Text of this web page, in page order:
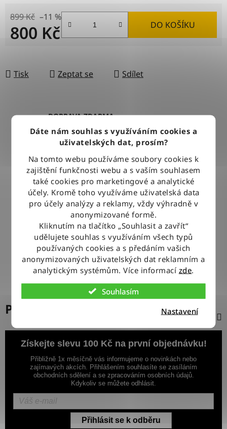
Dáte nám souhlas s využíváním cookies a
uživatelských dat, prosím?
Na tomto webu používáme soubory cookies k
zajištění funkčnosti webu a s vaším souhlasem
také cookies pro marketingové a analytické
účely. Kromě toho využíváme uživatelská data
pro účely analýzy a reklamy, vždy výhradně v
anonymizované formě.
Kliknutím na tlačítko „Souhlasit a zavřít“
udělujete souhlas s využíváním všech typů
používaných cookies a s předáním vašich
anonymizovaných uživatelských dat reklamním a
analytickým systémům. Více informací zde.
Souhlasím
Nastavení
899 Kč –11 %
800 Kč DO KOŠÍKU
Tisk Zeptat se Sdílet
DOPRAVA ZDARMA
Při nákupu nad 2500 Kč doručujeme zdarma po celé ČR
BLESKOVÉ DORUČENÍ
Objednávky odesíláme každý pracovní den do 12:00
100% ZBOŽÍ SKLADEM
Veškeré vystavené zboží leží na našem skladě
VÝMĚNA ZBOŽÍ ZDARMA
Nevyhovující zboží zdarma vyměníme do 14 dnů od jeho
doručení
Popis
Získejte slevu 100 Kč na první objednávku!
Přibližně 1x měsíčně vás informujeme o novinkách nebo
zajímavých akcích. Přihlášením souhlasíte se zasíláním
obchodních sdělení a se zpracováním osobních údajů.
Kdykoliv se můžete odhlásit.
Přihlásit se k odběru